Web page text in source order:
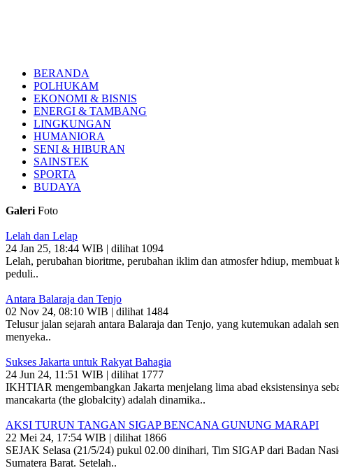
BERANDA
POLHUKAM
EKONOMI & BISNIS
ENERGI & TAMBANG
LINGKUNGAN
HUMANIORA
SENI & HIBURAN
SAINSTEK
SPORTA
BUDAYA
Galeri Foto
Lelah dan Lelap
24 Jan 25, 18:44 WIB | dilihat 1094
Lelah, perubahan bioritme, perubahan iklim dan atmosfer hdiup, membuat
peduli..
Antara Balaraja dan Tenjo
02 Nov 24, 08:10 WIB | dilihat 1484
Telusur jalan sejarah antara Balaraja dan Tenjo, yang kutemukan adalah
menyeka..
Sukses Jakarta untuk Rakyat Bahagia
24 Jun 24, 11:51 WIB | dilihat 1777
IKHTIAR mengembangkan Jakarta menjelang lima abad eksistensinya
mancakarta (the globalcity) adalah dinamika..
AKSI TURUN TANGAN SIGAP BENCANA GUNUNG MARAPI
22 Mei 24, 17:54 WIB | dilihat 1866
SEJAK Selasa (21/5/24) pukul 02.00 dinihari, Tim SIGAP dari Badan
Sumatera Barat. Setelah..